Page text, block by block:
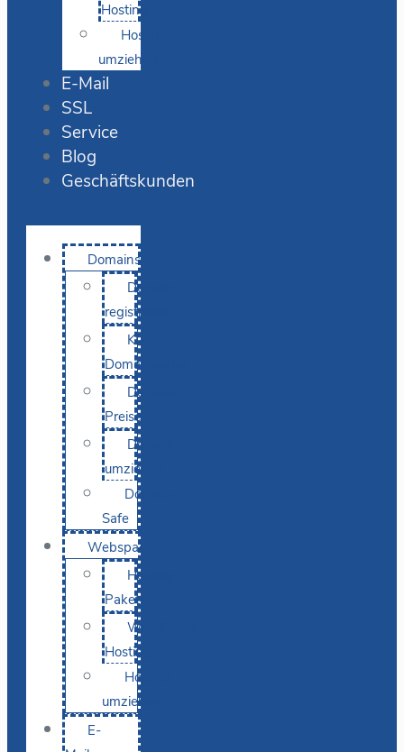
Hosting
Hosting
umziehen
E-Mail
SSL
Service
Blog
Geschäftskunden
Domains
Domain
registrieren
KI-
Domainsuche
Domain-
Preise
Domain
umziehen
Domain-
Safe
Webspace
Hosting-
Pakete
WordPress
Hosting
Hosting
umziehen
E-